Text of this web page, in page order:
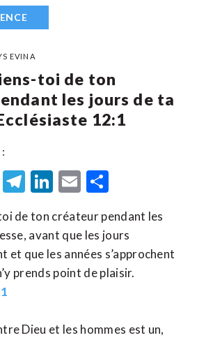
EVINA
toi de ton
les jours de ta
12:1
WhatsApp
Telegram
LinkedIn
Email
de ton créateur pendant les
avant que les jours
et que les années s’approchent
prends point de plaisir.
Dieu et les hommes est un,